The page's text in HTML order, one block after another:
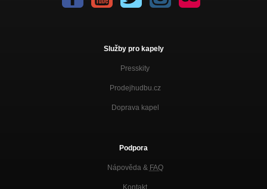
Služby pro kapely
Presskity
Prodejhudbu.cz
Doprava kapel
Podpora
Nápověda & FAQ